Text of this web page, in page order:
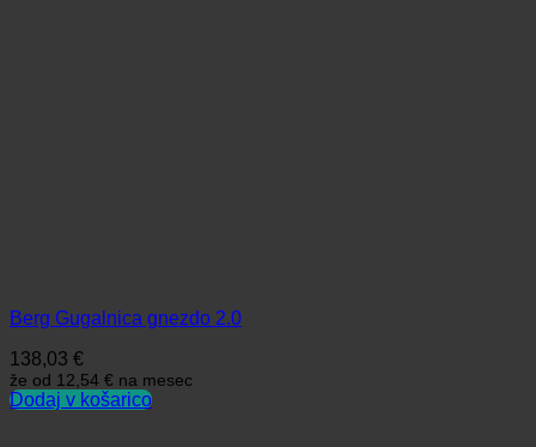
Berg Gugalnica gnezdo 2.0
138,03 €
že od 12,54 € na mesec
Dodaj v košarico